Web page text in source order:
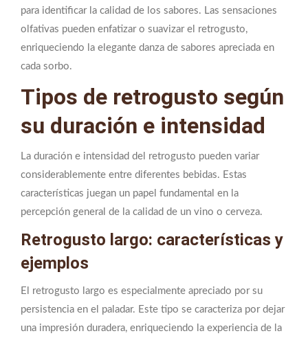
para identificar la calidad de los sabores. Las sensaciones
olfativas pueden enfatizar o suavizar el retrogusto,
enriqueciendo la elegante danza de sabores apreciada en
cada sorbo.
Tipos de retrogusto según
su duración e intensidad
La duración e intensidad del retrogusto pueden variar
considerablemente entre diferentes bebidas. Estas
características juegan un papel fundamental en la
percepción general de la calidad de un vino o cerveza.
Retrogusto largo: características y
ejemplos
El retrogusto largo es especialmente apreciado por su
persistencia en el paladar. Este tipo se caracteriza por dejar
una impresión duradera, enriqueciendo la experiencia de la